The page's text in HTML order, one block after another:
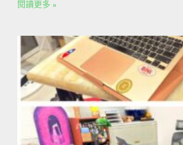
閱讀更多 »